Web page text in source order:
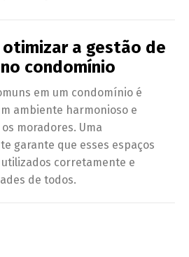
otimizar a gestão de
condomínio
em um condomínio é
ambiente harmonioso e
moradores. Uma
garante que esses espaços
corretamente e
de todos.